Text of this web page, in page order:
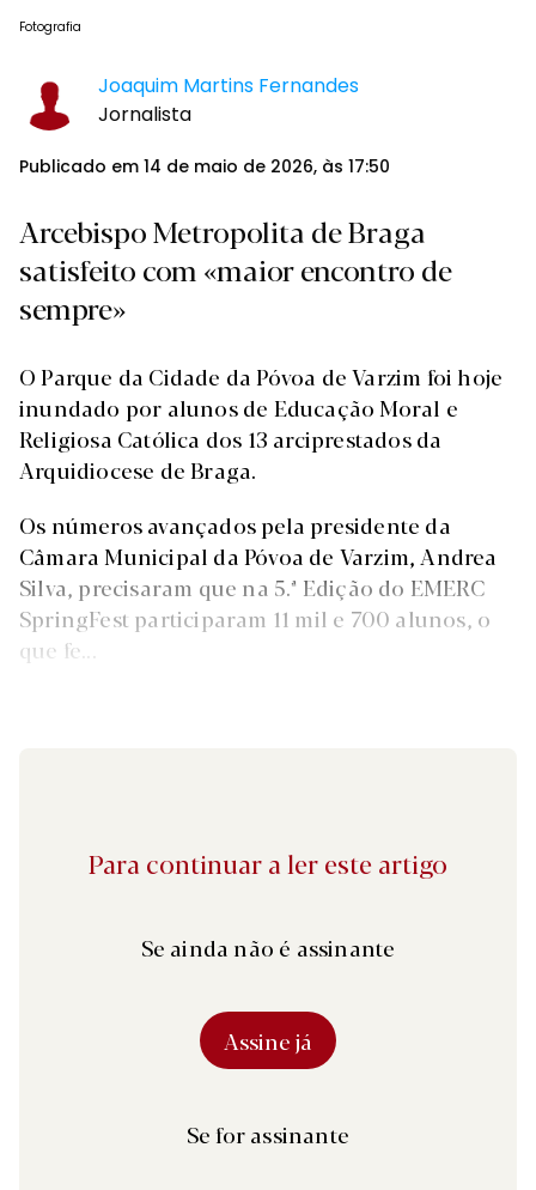
Fotografia
Joaquim Martins Fernandes
Jornalista
Publicado em 14 de maio de 2026, às 17:50
Arcebispo Metropolita de Braga
satisfeito com «maior encontro de
sempre»
O Parque da Cidade da Póvoa de Varzim foi hoje
inundado por alunos de Educação Moral e
Religiosa Católica dos 13 arciprestados da
Arquidiocese de Braga.
Os números avançados pela presidente da
Câmara Municipal da Póvoa de Varzim, Andrea
Silva, precisaram que na 5.ª Edição do EMERC
SpringFest participaram 11 mil e 700 alunos, o
que fe...
Para continuar a ler este artigo
Se ainda não é assinante
Assine já
Se for assinante